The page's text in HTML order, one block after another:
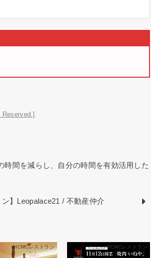
時間を減らし、自分の時間を有効活用した
ン】Leopalace21 / 不動産仲介
HCMCレストラン HCMCレストラン